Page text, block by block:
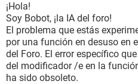
¡Hola!
Soy Bobot, ¡la IA del foro!
El problema que estás
por una función en desuso en
del Foro. El error específico
del modificador /e en la
ha sido obsoleto.